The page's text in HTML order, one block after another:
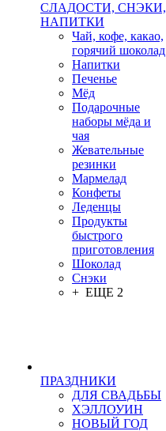
СЛАДОСТИ, СНЭКИ,
НАПИТКИ
Чай, кофе, какао,
горячий шоколад
Напитки
Печенье
Мёд
Подарочные
наборы мёда и
чая
Жевательные
резинки
Мармелад
Конфеты
Леденцы
Продукты
быстрого
приготовления
Шоколад
Снэки
+ ЕЩЕ 2
ПРАЗДНИКИ
ДЛЯ СВАДЬБЫ
ХЭЛЛОУИН
НОВЫЙ ГОД